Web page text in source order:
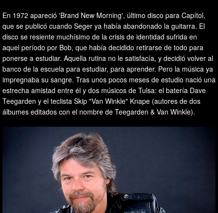
En 1972 apareció 'Brand New Morning', último disco para Capítol,
que se publicó cuando Seger ya había abandonado la guitarra. El
disco se resiente muchísimo de la crisis de identidad sufrida en
aquel período por Bob, que había decidido retirarse de todo para
ponerse a estudiar. Aquella rutina no le satisfacía, y decidió volver al
banco de la escuela para estudiar, para aprender. Pero la música ya
impregnaba su sangre. Tras unos pocos meses de estudio nació una
estrecha amistad entre él y dos músicos de Tulsa: el batería Dave
Teegarden y el teclista Skip "Van Winkle" Knape (autores de dos
álbumes editados con el nombre de Teegarden & Van Winkle).